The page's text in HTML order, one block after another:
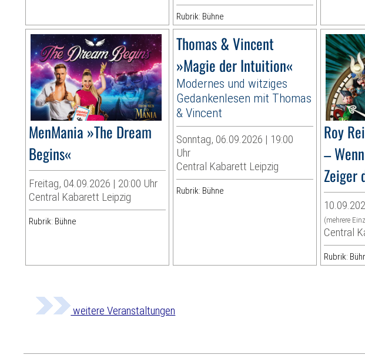
Rubrik: Bühne
MenMania »The Dream
Begins«
Freitag, 04.09.2026 | 20:00 Uhr
Central Kabarett Leipzig
Rubrik: Bühne
Thomas & Vincent
»Magie der Intuition«
Modernes und witziges
Gedankenlesen mit Thomas
& Vincent
Sonntag, 06.09.2026 | 19:00
Uhr
Central Kabarett Leipzig
Rubrik: Bühne
Roy
–
Zeiger
(mehrere
Central
Rubrik:
weitere Veranstaltungen